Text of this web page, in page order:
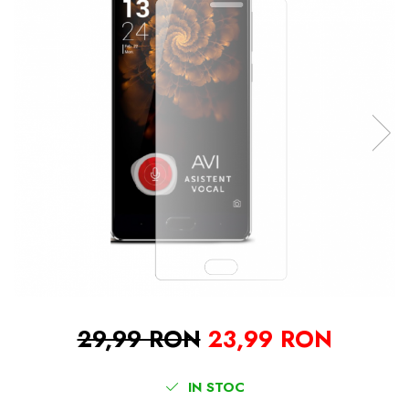
29,99 RON 23,99 RON
IN STOC